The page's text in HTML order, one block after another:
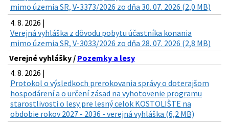
mimo územia SR, V-3373/2026 zo dňa 30. 07. 2026 (2,0 MB)
4. 8. 2026 |
Verejná vyhláška z dôvodu pobytu účastníka konania
mimo územia SR, V-3033/2026 zo dňa 28. 07. 2026 (2,8 MB)
Verejné vyhlášky / Pozemky a lesy
4. 8. 2026 |
Protokol o výsledkoch prerokovania správy o doterajšom
hospodárení a o určení zásad na vyhotovenie programu
starostlivosti o lesy pre lesný celok KOSTOLIŠTE na
obdobie rokov 2027 - 2036 - verejná vyhláška (6,2 MB)